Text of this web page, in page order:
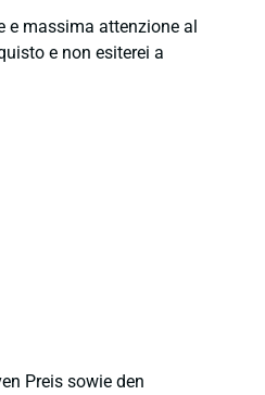
e massima attenzione al
e non esiterei a
Preis sowie den